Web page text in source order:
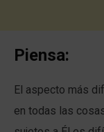
Piensa:
El aspecto más
en todas las